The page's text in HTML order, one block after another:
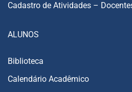
Cadastro de Atividades –
ALUNOS
Biblioteca
Calendário Acadêmico